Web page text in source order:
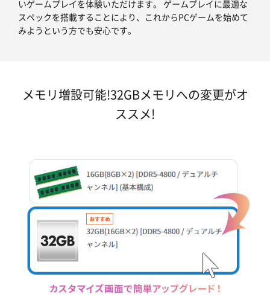
いゲームプレイを体験いただけます。 ゲームプレイに最適な
スペックを搭載することにより、これからPCゲームを始めて
みようという方でも安心です。
メモリ増設可能!32GBメモリへの変更がオ
ススメ!